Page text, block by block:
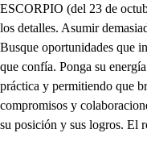
ESCORPIO (del 23 de
los detalles. Asumir
Busque oportunidades que
que confía. Ponga su
práctica y permitiendo que
compromisos y
su posición y sus logros. El